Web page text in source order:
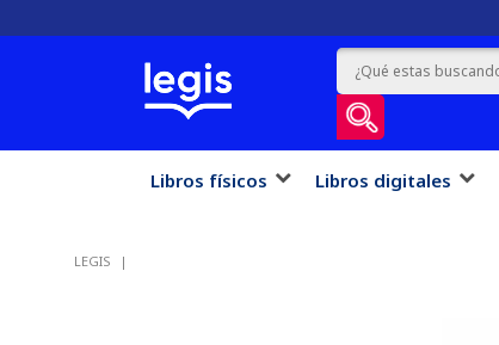
Libros físicos Libros digitales
LEGIS